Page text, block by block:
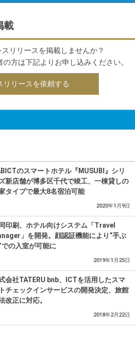
載
スリリースを掲載しませんか？
方は下記よりお申し込みください。
リリースを依頼する
のスマートホテル『MUSUBI』シリ
新店舗が博多区千代で竣工、一棟貸しの
タイプで最大8名宿泊可能
2020年1月9日
印刷、ホテル向けシステム「Travel
」を開発。顔認証機能により“手ぶ
での入室が可能に
2019年1月25日
会社TATERU bnb、ICTを活用したスマ
チェックインサービスの開発決定、旅館
改正に対応。
2018年2月22日